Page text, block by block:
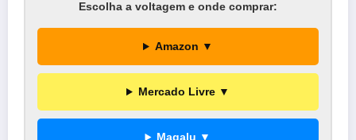
Escolha a voltagem e onde comprar:
Amazon ▼
Mercado Livre ▼
Magalu ▼